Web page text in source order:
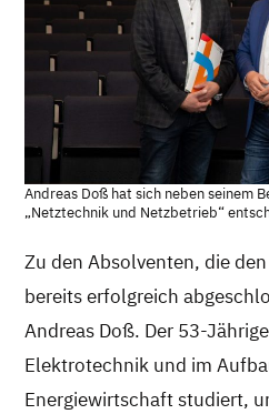
Andreas Doß hat sich neben seinem
„Netztechnik und Netzbetrieb“
Zu den Absolventen, die
bereits erfolgreich
Andreas Doß. Der 53-
Elektrotechnik und im
Energiewirtschaft studiert,